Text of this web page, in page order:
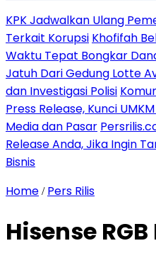
KPK Jadwalkan Ulang
Terkait Korupsi Khofifah
Waktu Tepat Bongkar
Jatuh Dari Gedung Lotte
dan Investigasi Polisi
Press Release, Kunci
Media dan Pasar
Release Anda, Jika Ingin
Bisnis
Home / Pers Rilis
Hisense RGB